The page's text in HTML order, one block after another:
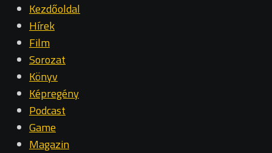
Kezdőoldal
Hírek
Film
Sorozat
Könyv
Képregény
Podcast
Game
Magazin